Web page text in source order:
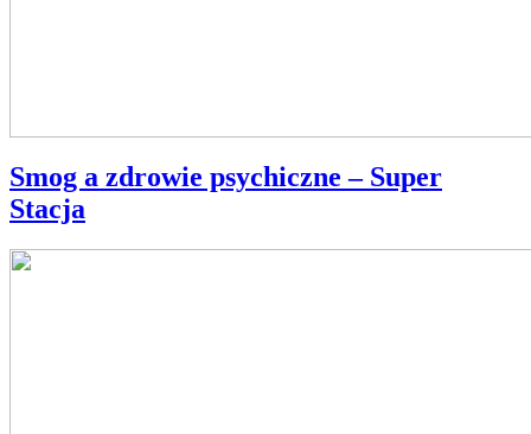
Smog a zdrowie psychiczne – Super
Stacja